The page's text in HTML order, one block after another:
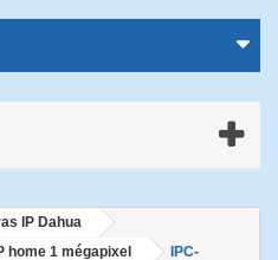
IP Dahua
home 1 mégapixel
IPC-